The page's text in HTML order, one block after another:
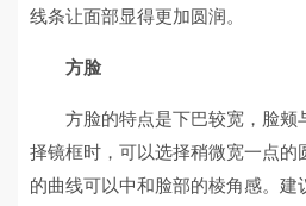
线条让面部显得更加圆润。
方脸
方脸的特点是下巴较宽，脸颊
择镜框时，可以选择稍微宽一点的
的曲线可以中和脸部的棱角感。